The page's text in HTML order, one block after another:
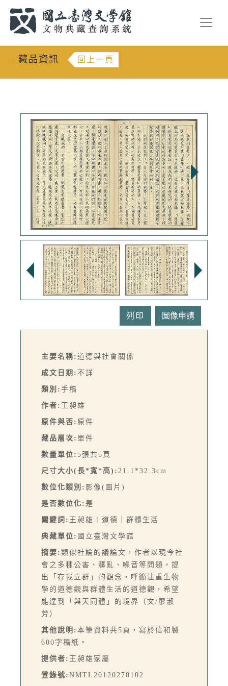
::: 藏品資訊 回上一頁
列印
主要名稱: 道德與社會關係
成文日期: 不詳
類別: 手稿
作者: 王昶雄
原件與否: 原件
藏品層次: 單件
數量單位: 5張共5頁
尺寸大小(長*寬*高): 21.1*32.3cm
數位化類別: 影像(圖片)
是否數位化: 是
關鍵詞: 王昶雄︱道德｜群體生活
典藏單位: 國立臺灣文學館
摘要: 類似社論的議論文，作者以現今社
會之多種公害、髒亂、噪音等問題，提
出「存我立群」的觀念，呼籲注重生物
學的道德觀與群體生活的道德觀，希望
能達到「與天同體」的境界（文/廖淑
芳）
其他說明: 本筆資料共5頁，寫於信和製
600字稿紙。
提供者: 王昶雄家屬
登錄號: NMTL20120270102